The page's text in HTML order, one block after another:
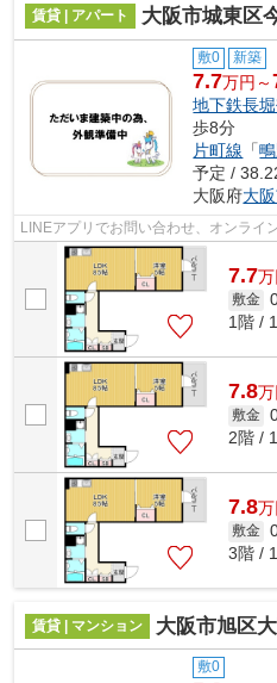
賃貸 | アパート 大阪市城東区今
敷0 新築
7.7万円～
地下鉄長
歩8分
片町線 「
予定 /
大阪府大
LINEアプリでお問い合わせ、オンライ
7.7万
敷金
1階 /
7.8万
敷金
2階 /
7.8万
敷金
3階 /
賃貸 | マンション 大阪市旭区大
敷0